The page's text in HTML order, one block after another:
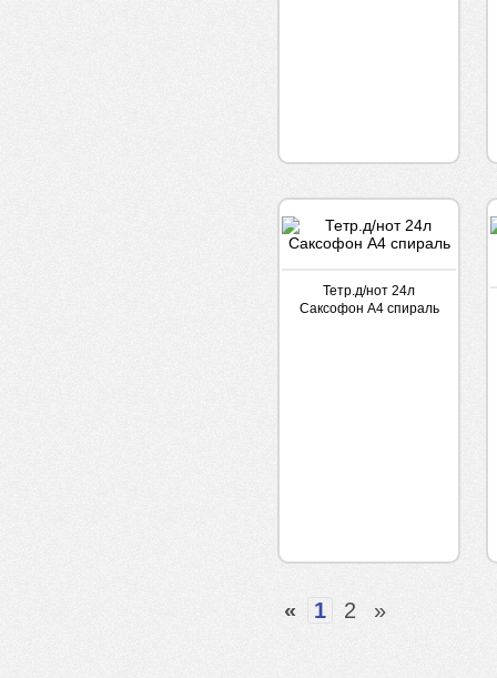
Тетр.д/нот 24л
Саксофон А4 спираль
« 1 2 »